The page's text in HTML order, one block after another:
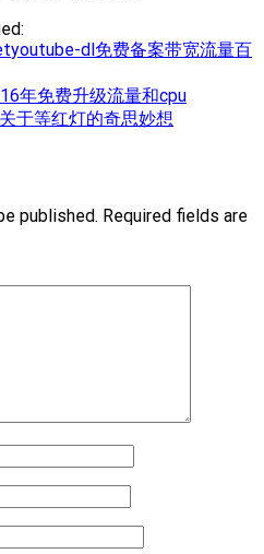
youtube-dl免费备案带宽流量百
年免费升级流量和cpu
于等红灯的奇思妙想
published. Required fields are